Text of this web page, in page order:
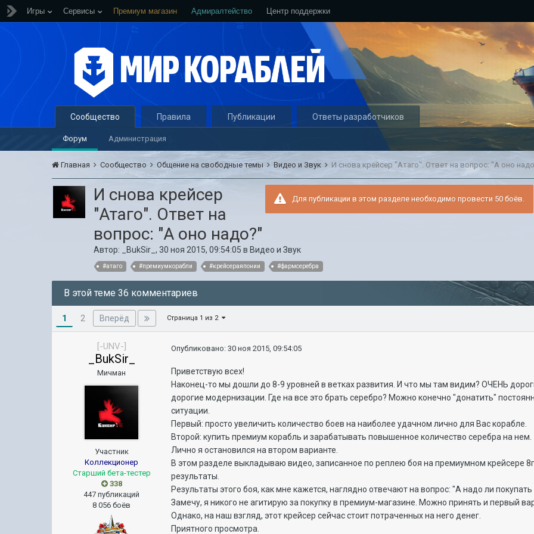
Игры Сервисы Премиум магазин Адмиралтейство Центр поддержки
Сообщество
Форум Администрация
Правила Публикации Ответы разработчиков
Главная Сообщество Общение на свободные темы Видео и Звук И снова крейсер "Атаго". Ответ на вопрос: "А оно
Для публикации в этом разделе необходимо провести 50 боёв.
И снова крейсер
"Атаго". Ответ на
вопрос: "А оно надо?"
Автор: _BukSir_,30 ноя 2015, 09:54:05 в Видео и Звук
#атаго #премиумкорабли #крейсераяпонии #фармсеребра
В этой теме 36 комментариев
1 2 Вперёд Страница 1 из 2
[-UNV-]
_BukSir_
Мичман
Участник
Коллекционер
Старший бета-тестер
338
447 публикаций
8 056 боёв
Опубликовано:30 ноя 2015, 09:54:05
Приветствую всех!
Наконец-то мы дошли до 8-9 уровней в ветках развития. И что мы там видим? ОЧЕНЬ
дорогие модернизации. Где на все это брать серебро? Можно конечно "донатить"
ситуации.
Первый: просто увеличить количество боев на наиболее удачном лично для Вас корабле.
Второй: купить премиум корабль и зарабатывать повышенное количество серебра на нем.
Лично я остановился на втором варианте.
В этом разделе выкладываю видео, записанное по реплею боя на премиумном крейсере
результаты.
Результаты этого боя, как мне кажется, наглядно отвечают на вопрос: "А надо ли покупать
Замечу, я никого не агитирую за покупку в премиум-магазине. Можно принять и первый
Однако, на наш взгляд, этот крейсер сейчас стоит потраченных на него денег.
Приятного просмотра.